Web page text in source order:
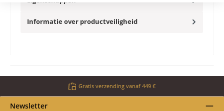
Informatie over productveiligheid
Gratis verzending vanaf 449 €
Newsletter